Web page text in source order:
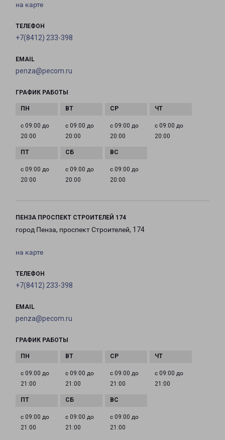
на карте
ТЕЛЕФОН
+7(8412) 233-398
EMAIL
penza@pecom.ru
ГРАФИК РАБОТЫ
с 09:00 до
20:00
с 09:00 до
20:00
с 09:00 до
20:00
с 09:00 до
20:00
с 09:00 до
20:00
с 09:00 до
20:00
с 09:00 до
20:00
ПЕНЗА ПРОСПЕКТ СТРОИТЕЛЕЙ 174
город Пенза, проспект Строителей, 174
на карте
ТЕЛЕФОН
+7(8412) 233-398
EMAIL
penza@pecom.ru
ГРАФИК РАБОТЫ
с 09:00 до
21:00
с 09:00 до
21:00
с 09:00 до
21:00
с 09:00 до
21:00
с 09:00 до
21:00
с 09:00 до
21:00
с 09:00 до
21:00